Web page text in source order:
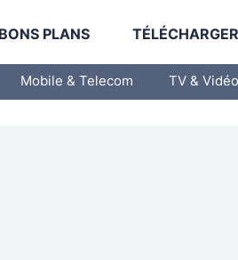
BONS PLANS
Mobile & Telecom TV & Vidéo